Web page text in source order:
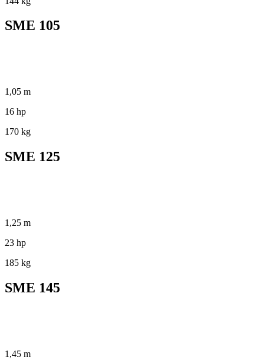
SME 105
1,05 m
16 hp
170 kg
SME 125
1,25 m
23 hp
185 kg
SME 145
1,45 m